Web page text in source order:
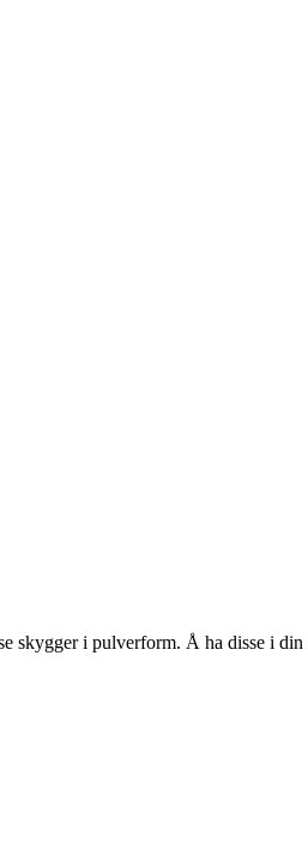
skygger i pulverform. Å ha disse i